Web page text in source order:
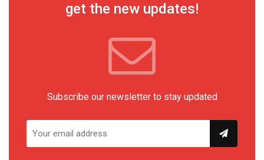
get the new updates!
Subscribe our newsletter to stay updated